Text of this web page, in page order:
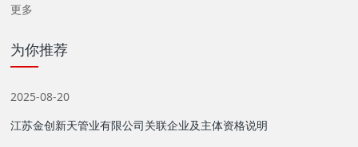
更多
为你推荐
2025-08-20
江苏金创新天管业有限公司关联企业及主体资格说明